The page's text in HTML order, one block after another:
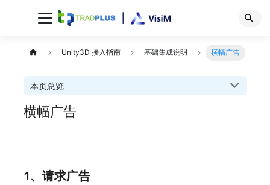
Unity3D 接入指南 基础集成说明 横幅广告
本页总览
横幅广告
1、请求广告